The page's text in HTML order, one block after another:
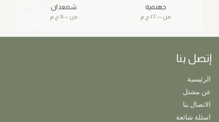
شمعدان
من ١١٠.٠٠ ج.م
جهنمية
من ٢٢٠.٠٠ ج.م
إتصل بنا
الرئيسية
عن مشتل
الاتصال بنا
اسئلة شائعة